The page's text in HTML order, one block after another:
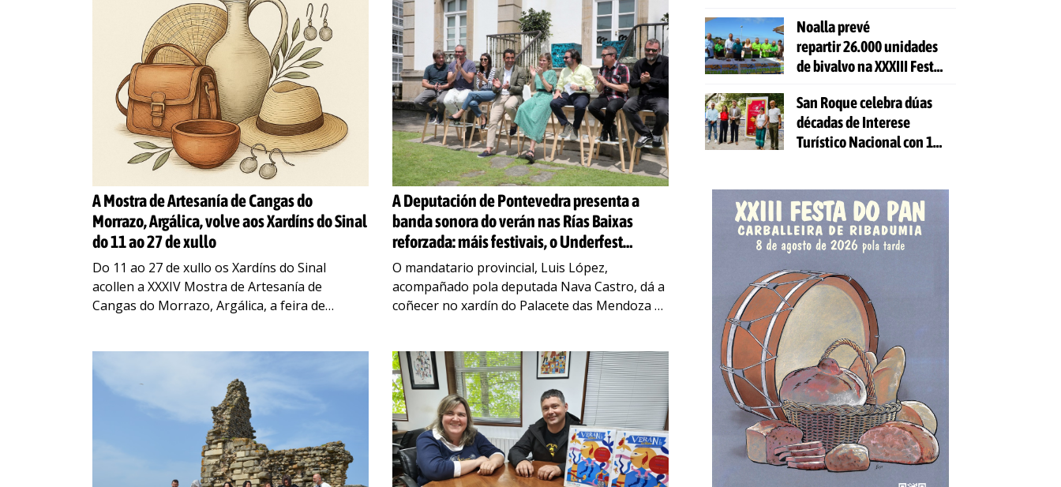
A Mostra de Artesanía de Cangas do
Morrazo, Argálica, volve aos Xardíns do Sinal
do 11 ao 27 de xullo
Do 11 ao 27 de xullo os Xardíns do Sinal
acollen a XXXIV Mostra de Artesanía de
Cangas do Morrazo, Argálica, a feira de
A Deputación de Pontevedra presenta a
banda sonora do verán nas Rías Baixas
reforzada: máis festivais, o Underfest
Xacobeo en Vigo; e máis recursos, 340.000
euros de orzamento
O mandatario provincial, Luis López,
acompañado pola deputada Nava Castro, dá a
coñecer no xardín do Palacete das Mendoza os
Noalla prevé
repartir 26.000 unidades
de bivalvo na XXXIII Festa
San Roque celebra dúas
décadas de Interese
Turístico Nacional con 10